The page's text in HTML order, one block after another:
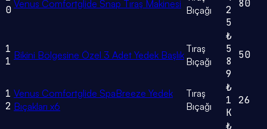
0 Venus Comfortglide Snap Tıraş Makinesi
Bıçağı
2
5
80
1
1 Bikini Bölgesine Özel 3 Adet Yedek Başlık
Tıraş
Bıçağı
₺
5
8
9
50
1
2
Venus Comfortglide SpaBreeze Yedek
Bıçakları x6
Tıraş
Bıçağı
₺
1
K
26